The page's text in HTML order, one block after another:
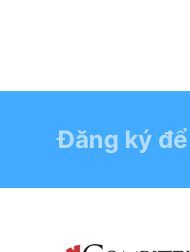
Đăng ký